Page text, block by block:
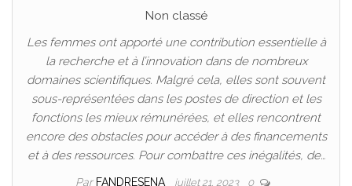
Non classé
Les femmes ont apporté une contribution essentielle à
la recherche et à l’innovation dans de nombreux
domaines scientifiques. Malgré cela, elles sont souvent
sous-représentées dans les postes de direction et les
fonctions les mieux rémunérées, et elles rencontrent
encore des obstacles pour accéder à des financements
et à des ressources. Pour combattre ces inégalités, de…
Par FANDRESENA juillet 21, 2023 0